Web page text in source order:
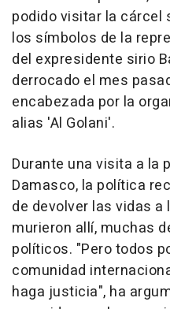
podido visitar la cárcel
los símbolos de la
del expresidente sirio
derrocado el mes
encabezada por la
alias 'Al Golani'.
Durante una visita a la
Damasco, la política
de devolver las vidas
murieron allí, muchas
políticos. "Pero todos
comunidad
haga justicia", ha